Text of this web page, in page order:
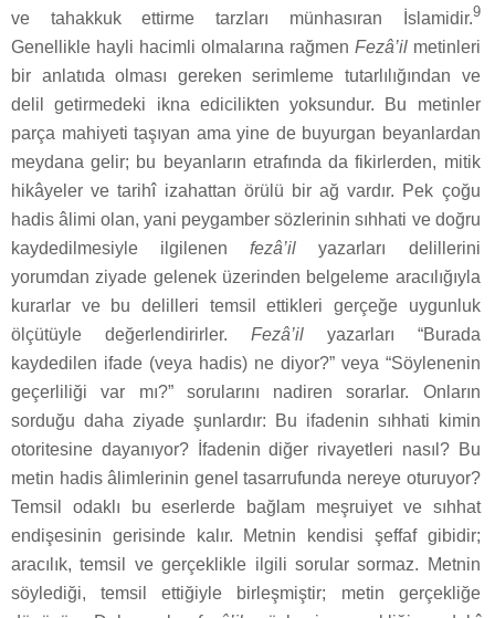
ve tahakkuk ettirme tarzları münhasıran İslamidir.9
Genellikle hayli hacimli olmalarına rağmen Fezâ’ilmetinleri
bir anlatıda olması gereken serimleme tutarlılığından ve
delil getirmedeki ikna edicilikten yoksundur. Bu metinler
parça mahiyeti taşıyan ama yine de buyurgan beyanlardan
meydana gelir; bu beyanların etrafında da fikirlerden, mitik
hikâyeler ve tarihî izahattan örülü bir ağ vardır. Pek çoğu
hadis âlimi olan, yani peygamber sözlerinin sıhhati ve doğru
kaydedilmesiyle ilgilenenfezâ’il yazarları delillerini
yorumdan ziyade gelenek üzerinden belgeleme aracılığıyla
kurarlar ve bu delilleri temsil ettikleri gerçeğe uygunluk
ölçütüyle değerlendirirler. Fezâ’ilyazarları “Burada
kaydedilen ifade (veya hadis) ne diyor?” veya “Söylenenin
geçerliliği var mı?” sorularını nadiren sorarlar. Onların
sorduğu daha ziyade şunlardır: Bu ifadenin sıhhati kimin
otoritesine dayanıyor? İfadenin diğer rivayetleri nasıl? Bu
metin hadis âlimlerinin genel tasarrufunda nereye oturuyor?
Temsil odaklı bu eserlerde bağlam meşruiyet ve sıhhat
endişesinin gerisinde kalır. Metnin kendisi şeffaf gibidir;
aracılık, temsil ve gerçeklikle ilgili sorular sormaz. Metnin
söylediği, temsil ettiğiyle birleşmiştir; metin gerçekliğe